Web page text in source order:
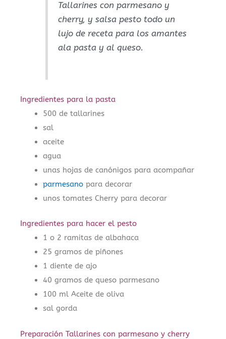
Tallarines con parmesano y
cherry, y salsa pesto todo un
lujo de receta para los amantes
ala pasta y al queso.
Ingredientes para la pasta
500 de tallarines
sal
aceite
agua
unas hojas de canónigos para acompañar
parmesano para decorar
unos tomates Cherry para decorar
Ingredientes para hacer el pesto
1 o 2 ramitas de albahaca
25 gramos de piñones
1 diente de ajo
40 gramos de queso parmesano
100 ml Aceite de oliva
sal gorda
Preparación Tallarines con parmesano y cherry